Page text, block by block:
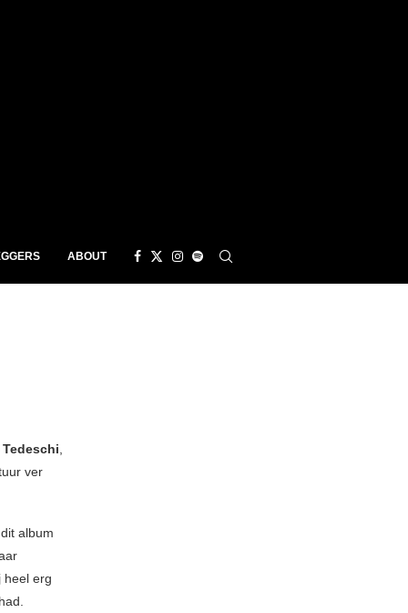
ABOUT
,
ver
album
heel erg